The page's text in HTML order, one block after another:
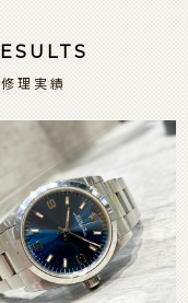
理実績